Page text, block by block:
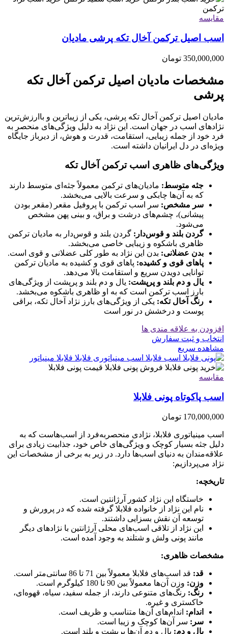
مقایسه
اسب اصیل ترکمن آخال تکه پرشی مادیان
350,000,000 تومان
مشخصات مادیان اصیل ترکمن آخال تکه
پرشی
مادیان اصیل ترکمن آخال تکه پرشی، یکی از زیباترین و باارزش‌ترین
نژادهای اسب در جهان است. این نژاد به دلیل ویژگی‌های منحصر به
فرد خود از جمله زیبایی، استقامت، قدرت و هوش، از دیرباز جایگاه
ویژه‌ای در دل ایرانیان داشته است.
ویژگی‌های ظاهری اسب ترکمن آخال تکه
جثه متوسط: مادیان‌های ترکمن معمولاً جثه‌ای متوسط دارند
که به آن‌ها چابکی و سرعت بالایی می‌بخشد.
سر مشخص: سر اسب ترکمن با پروفیل مقعر (مقعر بودن
پیشانی)، چشم‌های درشت و براق، و بینی پهن مشخص
می‌شود.
گردن بلند و قوس‌دار: گردن بلند و قوس‌دار به مادیان ترکمن
ظاهری باشکوه و زیبایی خاصی می‌بخشد.
بدن عضلانی: بدن این نژاد به طور کلی عضلانی و قوی است.
پاهای قوی و کشیده: پاهای قوی و کشیده به مادیان ترکمن
توانایی دویدن سریع و استقامت بالا می‌دهد.
یال و دم بلند و پرپشت: یال و دم بلند و پرپشت از ویژگی‌های
بارز اسب ترکمن است که به او ظاهری باشکوه می‌بخشد.
رنگ آخال تکه: یکی از ویژگی‌های بارز نژاد آخال تکه، براقی
پوست و درخشش در نور است
افزودن به علاقه مندی ها
انتخاب و ثبت سفارش
مشاهده سریع
مقایسه
اسب پاکوتاه پونی فلابلا
170,000,000 تومان
اسب مینیاتوری فلابلا، نژادی منحصربه‌فرد از اسب‌هاست که به
دلیل جثه بسیار کوچک و ویژگی‌های خاص خود، جذابیت زیادی برای
علاقه‌مندان به دنیای اسب‌ها دارد. در زیر به برخی از مشخصات این
نژاد می‌پردازیم:
تاریخچه:
خاستگاه این نژاد کشور آرژانتین است.
نام این نژاد از خانواده فلابلا گرفته شده که در پرورش و
توسعه آن نقش بسزایی داشتند.
این نژاد از تلاقی اسب‌های محلی آرژانتین با نژادهای دیگر
مانند پونی ولش و شتلند به وجود آمده است.
مشخصات ظاهری:
قد: قد اسب‌های فلابلا معمولاً بین 71 تا 86 سانتی‌متر است.
وزن: وزن آن‌ها معمولاً بین 90 تا 180 کیلوگرم است.
رنگ: رنگ‌های متنوعی دارند، از جمله سفید، سیاه، قهوه‌ای،
خاکستری و غیره.
اندام: اندام‌های آن‌ها متناسب و ظریف است.
سر: سر آن‌ها کوچک و زیبا است.
یال و دم: یال و دم آن‌ها پرپشت و بلند است.